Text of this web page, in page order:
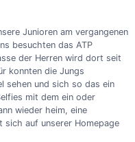
Junioren am vergangenen
besuchten das ATP
der Herren wird dort seit
konnten die Jungs
sehen und sich so das ein
mit dem ein oder
wieder heim, eine
sich auf unserer Homepage